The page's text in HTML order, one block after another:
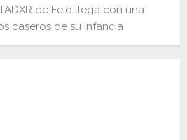
de Feid llega con una
caseros de su infancia